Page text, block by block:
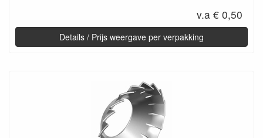
v.a € 0,50
Details / Prijs weergave per verpakking